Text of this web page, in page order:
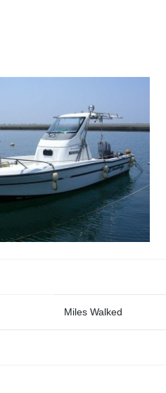
Miles Walked